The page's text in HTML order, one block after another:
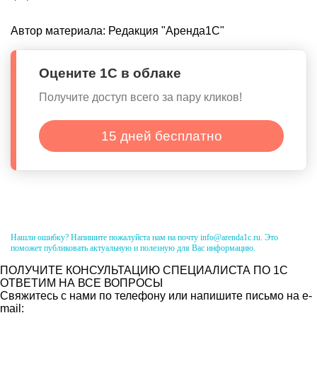
Автор материала: Редакция "Аренда1С"
Оцените 1С в облаке
Получите доступ всего за пару кликов!
15 дней бесплатно
Нашли ошибку? Напишите пожалуйста нам на почту info@arenda1c.ru. Это
поможет публиковать актуальную и полезную для Вас информацию.
ПОЛУЧИТЕ КОНСУЛЬТАЦИЮ СПЕЦИАЛИСТА ПО 1С
ОТВЕТИМ НА ВСЕ ВОПРОСЫ
Свяжитесь с нами по телефону или напишите письмо на e-
mail: